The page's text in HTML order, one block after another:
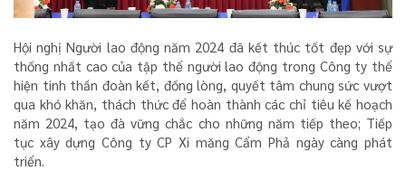
Hội nghị Người lao động năm 2024 đã kết thúc tốt đẹp với sự
thống nhất cao của tập thể người lao động trong Công ty thể
hiện tinh thần đoàn kết, đồng lòng, quyết tâm chung sức vượt
qua khó khăn, thách thức để hoàn thành các chỉ tiêu kế hoạch
năm 2024, tạo đà vững chắc cho những năm tiếp theo; Tiếp
tục xây dựng Công ty CP Xi măng Cẩm Phả ngày càng phát
triển.